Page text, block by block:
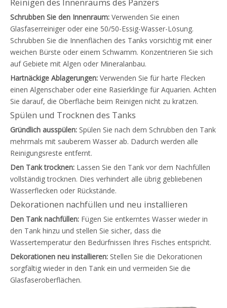
Reinigen des Innenraums des Panzers
Schrubben Sie den Innenraum: Verwenden Sie einen
Glasfaserreiniger oder eine 50/50-Essig-Wasser-Lösung.
Schrubben Sie die Innenflächen des Tanks vorsichtig mit einer
weichen Bürste oder einem Schwamm. Konzentrieren Sie sich
auf Gebiete mit Algen oder Mineralanbau.
Hartnäckige Ablagerungen: Verwenden Sie für harte Flecken
einen Algenschaber oder eine Rasierklinge für Aquarien. Achten
Sie darauf, die Oberfläche beim Reinigen nicht zu kratzen.
Spülen und Trocknen des Tanks
Gründlich ausspülen: Spülen Sie nach dem Schrubben den Tank
mehrmals mit sauberem Wasser ab. Dadurch werden alle
Reinigungsreste entfernt.
Den Tank trocknen: Lassen Sie den Tank vor dem Nachfüllen
vollständig trocknen. Dies verhindert alle übrig gebliebenen
Wasserflecken oder Rückstände.
Dekorationen nachfüllen und neu installieren
Den Tank nachfüllen: Fügen Sie entkerntes Wasser wieder in
den Tank hinzu und stellen Sie sicher, dass die
Wassertemperatur den Bedürfnissen Ihres Fisches entspricht.
Dekorationen neu installieren: Stellen Sie die Dekorationen
sorgfältig wieder in den Tank ein und vermeiden Sie die
Glasfaseroberflächen.